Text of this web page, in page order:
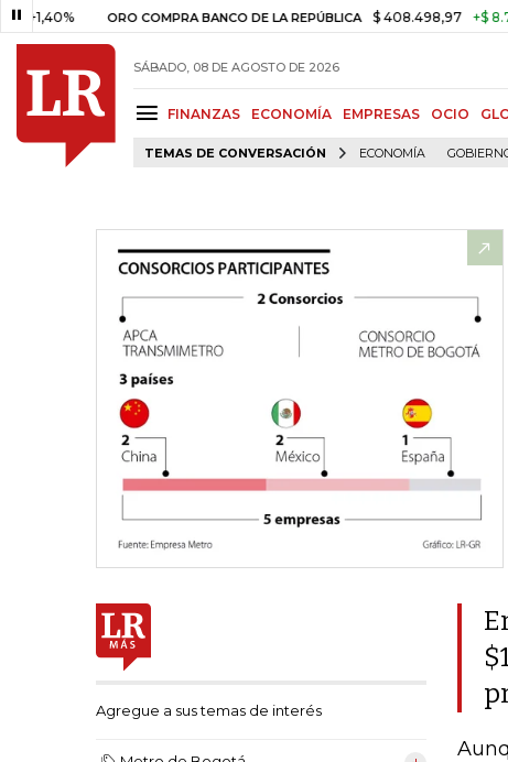
ORO COMPRA BANCO DE LA REPÚBLICA $ 408.498,97 +$ 8.753,81
SÁBADO, 08 DE AGOSTO DE 2026
FINANZAS ECONOMÍA EMPRESAS OCIO
TEMAS DE CONVERSACIÓN ECONOMÍA
Agregue a sus temas de interés